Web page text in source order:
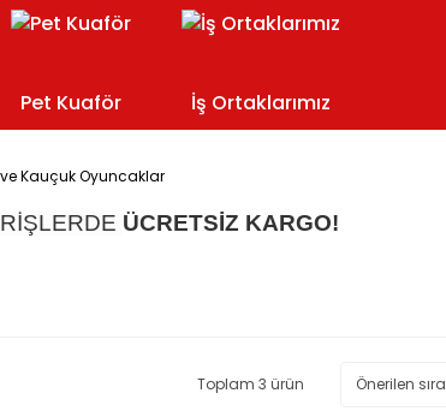
Pet Kuaför İş Ortaklarımız
Kauçuk Oyuncaklar
ÜCRETSİZ KARGO!
Toplam 3 ürün